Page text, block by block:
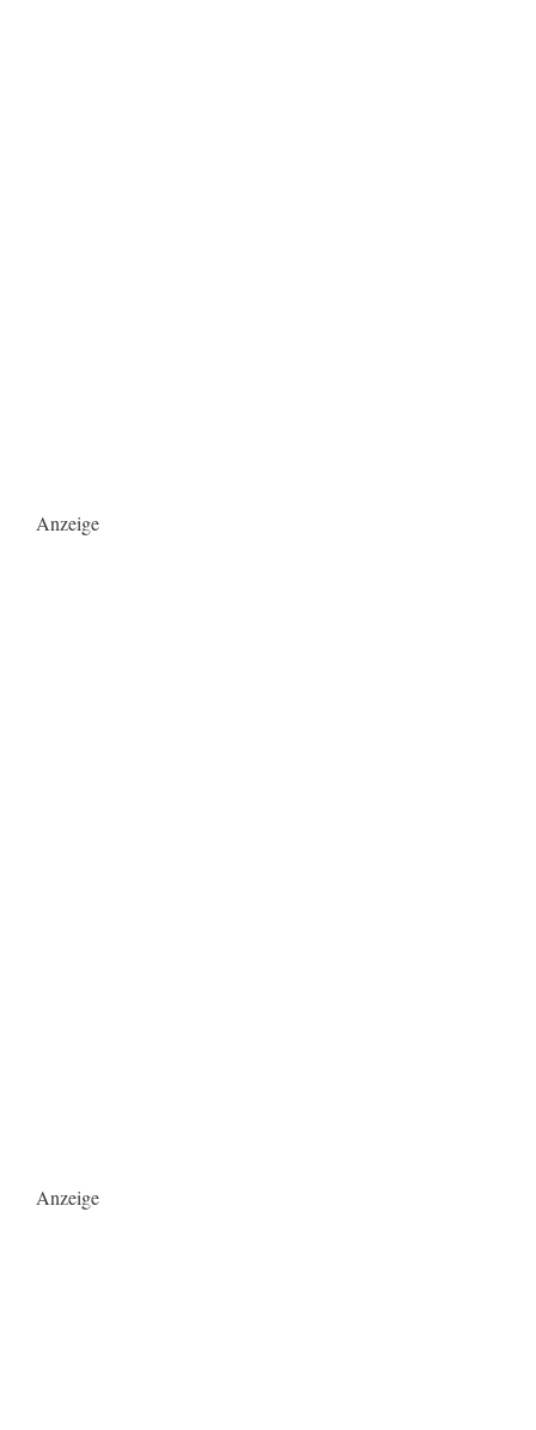
Anzeige
Anzeige